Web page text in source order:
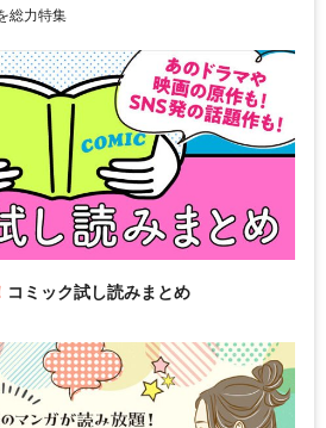
総力特集
コミック試し読みまとめ